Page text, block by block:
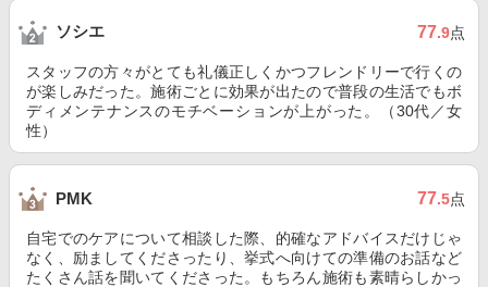
ソシエ 77.9点
スタッフの方々がとても礼儀正しくかつフレンドリーで行くの
が楽しみだった。施術ごとに効果が出たので普段の生活でもボ
ディメンテナンスのモチベーションが上がった。（30代／女
性）
PMK 77.5点
自宅でのケアについて相談した際、的確なアドバイスだけじゃ
なく、励ましてくださったり、挙式へ向けての準備のお話など
たくさん話を聞いてくださった。もちろん施術も素晴らしかっ